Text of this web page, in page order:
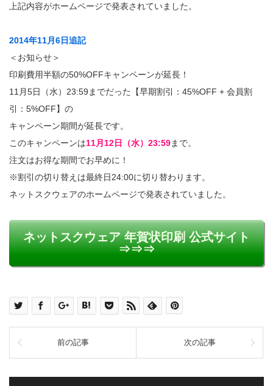
上記内容がホームページで発表されていました。
2014年11月6日追記
＜お知らせ＞
印刷費用半額の50%OFFキャンペーンが延長！
11月5日（水）23:59までだった【早期割引：45%OFF + 会員割
引：5%OFF】の
キャンペーン期間が延長です。
このキャンペーンは11月12日（水）23:59まで。
注文はお得な期間でお早めに！
※割引の切り替えは最終日24:00に切り替わります。
ネットスクウェアのホームページで発表されていました。
ネットスクウェア 年賀状印刷 公式サイト
⇒⇒⇒
前の記事 次の記事